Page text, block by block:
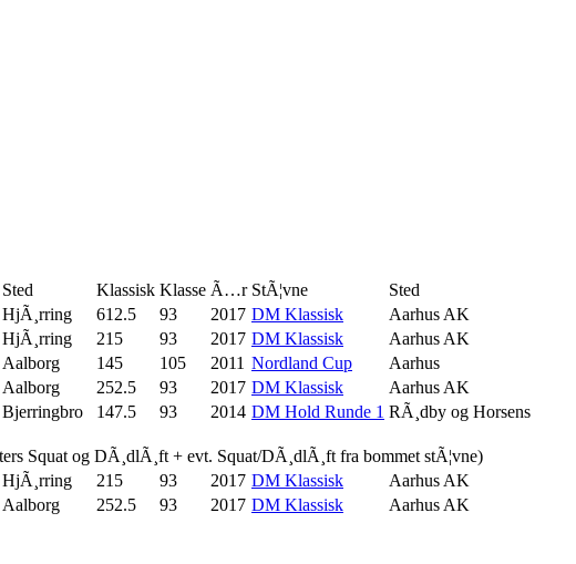
Sted Klassisk Klasse Ã…r StÃ¦vne
Sted
HjÃ¸rring 612.5 93 2017 DM Klassisk
Aarhus AK
HjÃ¸rring 215 93 2017 DM Klassisk
Aarhus AK
Aalborg 145 105 2011 Nordland Cup
Aarhus
Aalborg 252.5 93 2017 DM Klassisk
Aarhus AK
Bjerringbro 147.5 93 2014 DM Hold Runde 1 RÃ¸dby og Horsens
Squat og DÃ¸dlÃ¸ft + evt. Squat/DÃ¸dlÃ¸ft fra bommet stÃ¦vne)
HjÃ¸rring 215 93 2017 DM Klassisk
Aarhus AK
Aalborg 252.5 93 2017 DM Klassisk Aarhus AK